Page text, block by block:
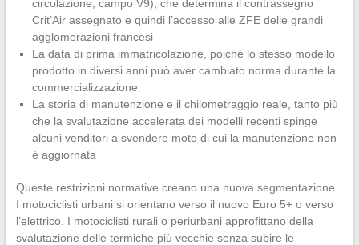
circolazione, campo V9), che determina il contrassegno
Crit’Air assegnato e quindi l’accesso alle ZFE delle grandi
agglomerazioni francesi
La data di prima immatricolazione, poiché lo stesso modello
prodotto in diversi anni può aver cambiato norma durante la
commercializzazione
La storia di manutenzione e il chilometraggio reale, tanto più
che la svalutazione accelerata dei modelli recenti spinge
alcuni venditori a svendere moto di cui la manutenzione non
è aggiornata
Queste restrizioni normative creano una nuova segmentazione.
I motociclisti urbani si orientano verso il nuovo Euro 5+ o verso
l’elettrico. I motociclisti rurali o periurbani approfittano della
svalutazione delle termiche più vecchie senza subire le